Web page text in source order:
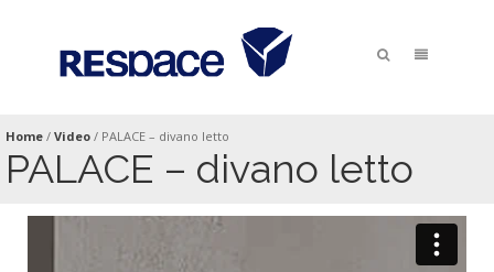
Home / Video / PALACE – divano letto
PALACE – divano letto